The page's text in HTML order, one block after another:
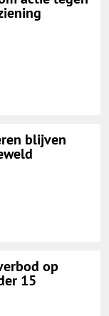
blijven
op
15